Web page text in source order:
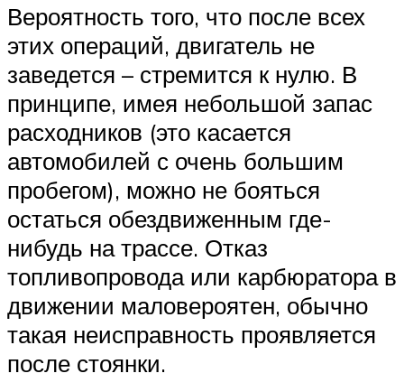
Вероятность того, что после всех
этих операций, двигатель не
заведется – стремится к нулю. В
принципе, имея небольшой запас
расходников (это касается
автомобилей с очень большим
пробегом), можно не бояться
остаться обездвиженным где-
нибудь на трассе. Отказ
топливопровода или карбюратора в
движении маловероятен, обычно
такая неисправность проявляется
после стоянки.